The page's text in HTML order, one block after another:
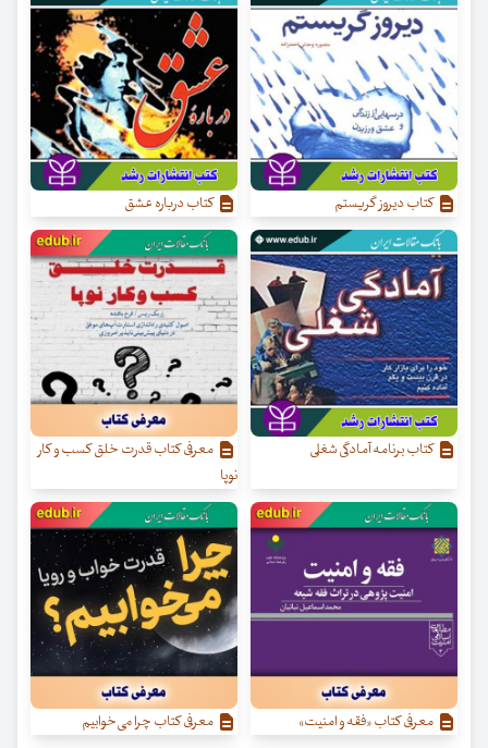
کتاب دیروز گریستم کتاب درباره عشق
کتاب برنامه آمادگی شغلی
معرفی کتاب قدرت خلق کسب‌ و کار
نوپا
معرفی کتاب «فقه و امنیت» معرفی کتاب چرا می‌خوابیم